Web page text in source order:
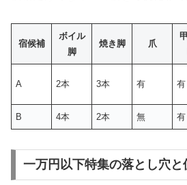
宿候補
ボイル
脚
焼き脚 爪
A 2本 3本 有 有
B 4本 2本 無 有
一万円以下特集の落とし穴と